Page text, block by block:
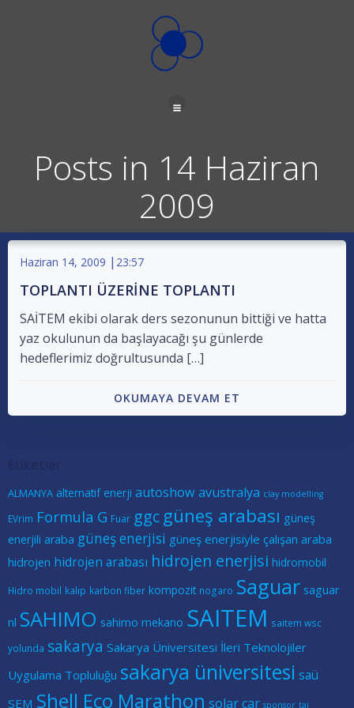
geç
Posts in 14 Haziran
2009
Haziran 14, 2009 | 23:57
TOPLANTI ÜZERİNE TOPLANTI
SAİTEM ekibi olarak ders sezonunun bittiği ve hatta
yaz okulunun da başlayacağı şu günlerde
hedeflerimiz doğrultusunda […]
OKUMAYA DEVAM ET
ALMANYA alternatif enerji autoshowavustralya clay modelling
EVrim Formula G Fuar ggc güneş arabası güneş
enerjili araba güneş enerjisi güneş enerjisiyle çalışan araba
hidrojen hidrojen arabası hidrojen enerjisi hidromobil
Hidro mobil kalıp karbon fiber kompozit nogaro Saguar saguar
nl SAHIMO sahimo mekano SAITEM saitem wsc
yolunda sakarya Sakarya Üniversitesi İleri Teknolojiler
Uygulama Topluluğu sakarya üniversitesi saü
SEM Shell Eco Marathon solar car sponsor tai